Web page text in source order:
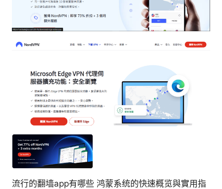
流行的翻墙app有哪些 鸿蒙系统的快速概览與實用指